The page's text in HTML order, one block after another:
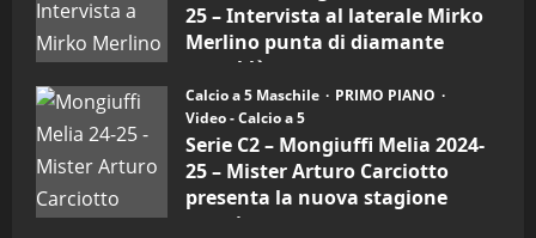
Arturo
Carciotto
(Mongiuffi
Melia)
25 – Intervista al laterale Mirko
Merlino punta di diamante
rossoblù
26/09/2024
Calcio a 5 Maschile
PRIMO PIANO
Video - Calcio a 5
Serie C2 – Mongiuffi Melia 2024-
25 – Mister Arturo Carciotto
presenta la nuova stagione
sportiva